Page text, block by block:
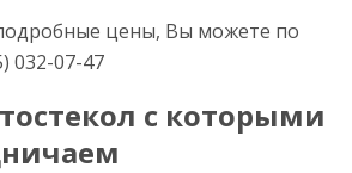
цены, Вы можете по
032-07-47
с которыми